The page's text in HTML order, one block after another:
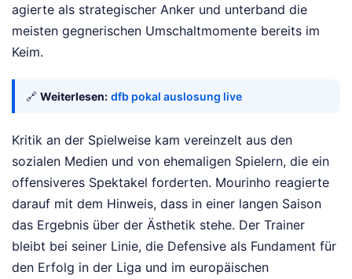
agierte als strategischer Anker und unterband die
meisten gegnerischen Umschaltmomente bereits im
Keim.
🔗 Weiterlesen: dfb pokal auslosung live
Kritik an der Spielweise kam vereinzelt aus den
sozialen Medien und von ehemaligen Spielern, die ein
offensiveres Spektakel forderten. Mourinho reagierte
darauf mit dem Hinweis, dass in einer langen Saison
das Ergebnis über der Ästhetik stehe. Der Trainer
bleibt bei seiner Linie, die Defensive als Fundament für
den Erfolg in der Liga und im europäischen